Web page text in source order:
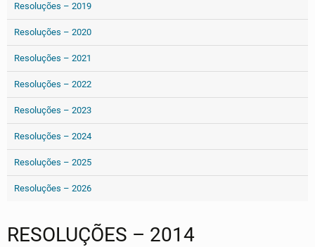
Resoluções – 2019
Resoluções – 2020
Resoluções – 2021
Resoluções – 2022
Resoluções – 2023
Resoluções – 2024
Resoluções – 2025
Resoluções – 2026
RESOLUÇÕES – 2014